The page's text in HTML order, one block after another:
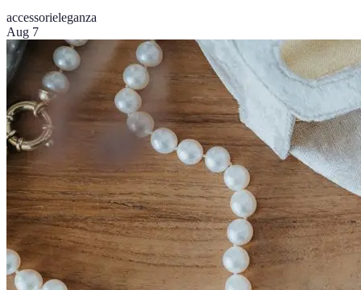
accessorieleganza
Aug 7